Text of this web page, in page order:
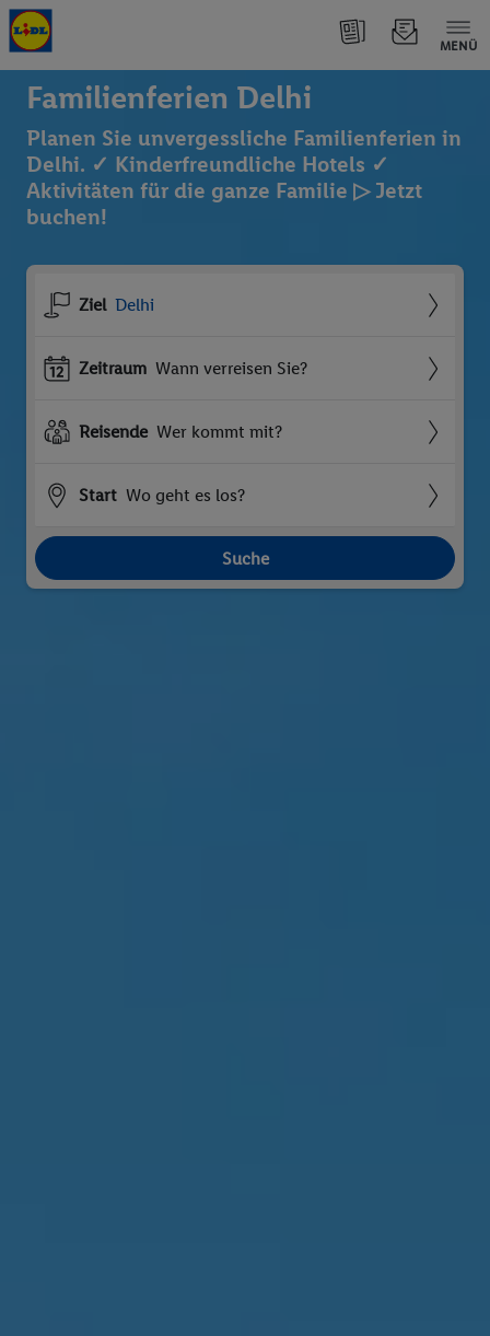
MENÜ
Familienferien Delhi
Planen Sie unvergessliche Familienferien in
Delhi. ✓ Kinderfreundliche Hotels ✓
Aktivitäten für die ganze Familie ▷ Jetzt
buchen!
Ziel Delhi
Zeitraum Wann verreisen Sie?
Reisende Wer kommt mit?
Start Wo geht es los?
Suche